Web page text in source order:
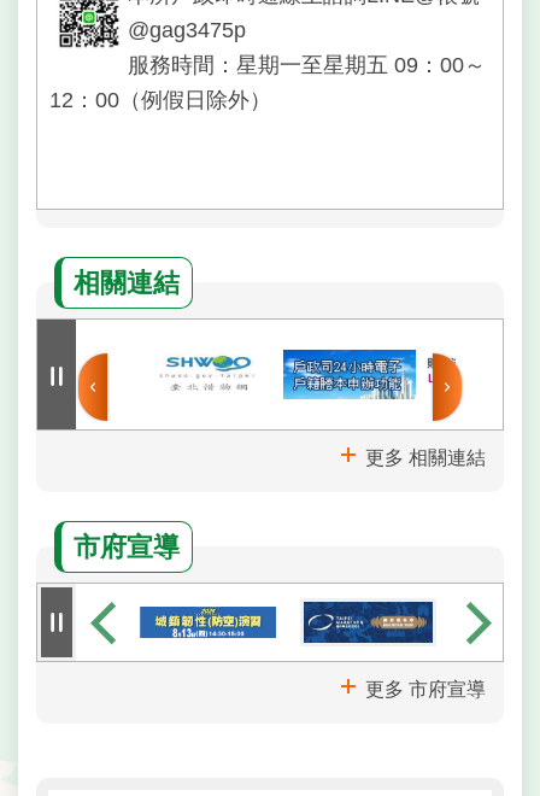
@gag3475p
服務時間：星期一至星期五 09：00～
12：00（例假日除外）
相關連結
更多 相關連結
市府宣導
更多 市府宣導